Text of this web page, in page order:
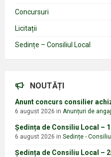
Concursuri
Licitații
Sedințe – Consiliul Local
NOUTĂȚI
Anunt concurs consilier
6 august 2026 in Anunțuri de
Ședința de Consiliu Local –
6 august 2026 in Sedințe -
Ședința de Consiliu Local –